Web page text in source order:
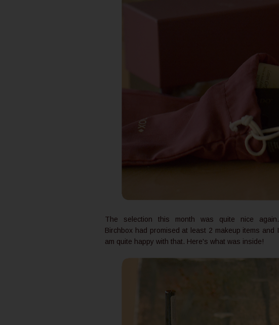
The selection this month was quite nice again.
Birchbox had promised at least 2 makeup items and I
am quite happy with that. Here's what was inside!